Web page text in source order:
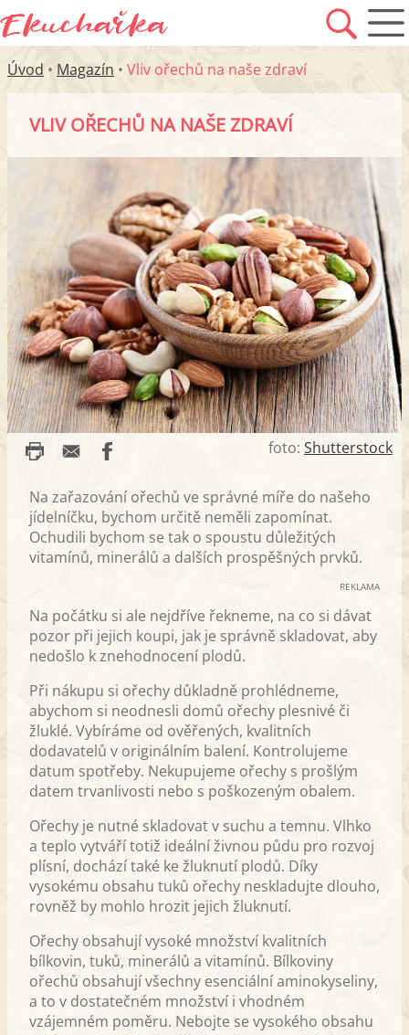
Úvod • Magazín • Vliv ořechů na naše zdraví
VLIV OŘECHŮ NA NAŠE ZDRAVÍ
foto: Shutterstock
Na zařazování ořechů ve správné míře do našeho
jídelníčku, bychom určitě neměli zapomínat.
Ochudili bychom se tak o spoustu důležitých
vitamínů, minerálů a dalších prospěšných prvků.
REKLAMA
Na počátku si ale nejdříve řekneme, na co si dávat
pozor při jejich koupi, jak je správně skladovat, aby
nedošlo k znehodnocení plodů.
Při nákupu si ořechy důkladně prohlédneme,
abychom si neodnesli domů ořechy plesnivé či
žluklé. Vybíráme od ověřených, kvalitních
dodavatelů v originálním balení. Kontrolujeme
datum spotřeby. Nekupujeme ořechy s prošlým
datem trvanlivosti nebo s poškozeným obalem.
Ořechy je nutné skladovat v suchu a temnu. Vlhko
a teplo vytváří totiž ideální živnou půdu pro rozvoj
plísní, dochází také ke žluknutí plodů. Díky
vysokému obsahu tuků ořechy neskladujte dlouho,
rovněž by mohlo hrozit jejich žluknutí.
Ořechy obsahují vysoké množství kvalitních
bílkovin, tuků, minerálů a vitamínů. Bílkoviny
ořechů obsahují všechny esenciální aminokyseliny,
a to v dostatečném množství i vhodném
vzájemném poměru. Nebojte se vysokého obsahu